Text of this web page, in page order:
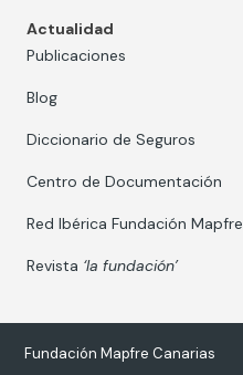
Actualidad
Publicaciones
Blog
Diccionario de Seguros
Centro de Documentación
Red Ibérica Fundación Mapfre
Revista ‘la fundación’
Fundación Mapfre Canarias